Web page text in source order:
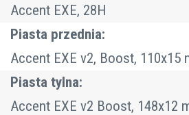
Accent EXE, 28H
Piasta przednia:
Accent EXE v2, Boost, 110x15
Piasta tylna:
Accent EXE v2 Boost, 148x12